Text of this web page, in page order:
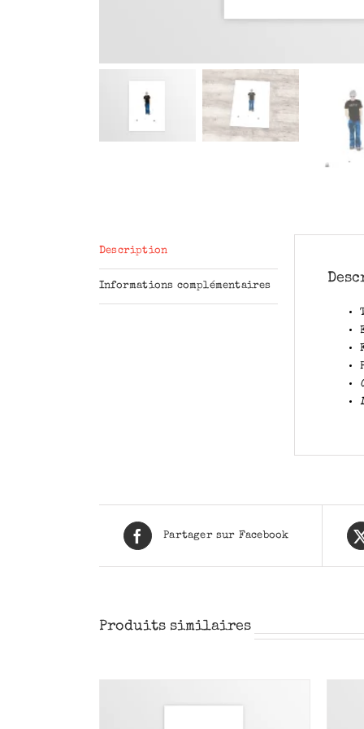
Description
Informations complémentaires
Partager sur Facebook
Produits similaires